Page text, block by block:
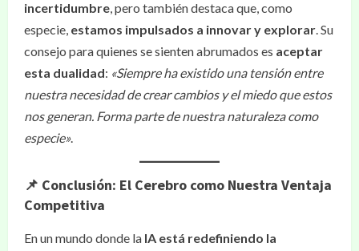
incertidumbre, pero también destaca que, como
especie, estamos impulsados a innovar y explorar. Su
consejo para quienes se sienten abrumados es aceptar
esta dualidad: «Siempre ha existido una tensión entre
nuestra necesidad de crear cambios y el miedo que estos
nos generan. Forma parte de nuestra naturaleza como
especie».
📌 Conclusión: El Cerebro como Nuestra Ventaja
Competitiva
En un mundo donde la IA está redefiniendo la